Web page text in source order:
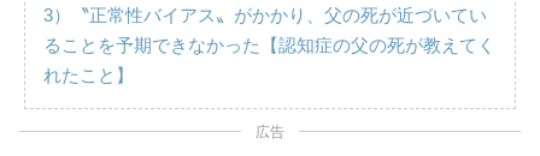
3）〝正常性バイアス〟がかかり、父の死が近づいてい
ることを予期できなかった【認知症の父の死が教えてく
れたこと】
広告